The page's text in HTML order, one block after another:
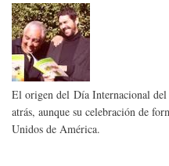
El origen del Día Internacional del
atrás, aunque su celebración de
Unidos de América.